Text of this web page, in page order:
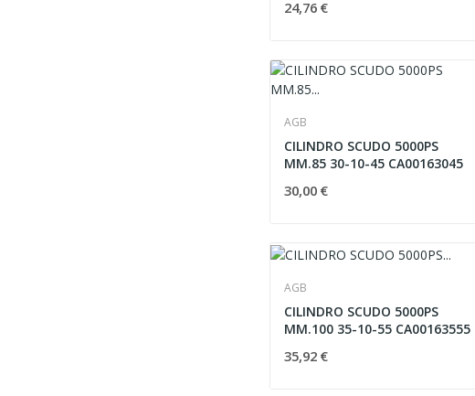
24,76 €
AGB
CILINDRO SCUDO 5000PS
MM.85 30-10-45 CA00163045
30,00 €
AGB
CILINDRO SCUDO 5000PS
MM.100 35-10-55 CA00163555
35,92 €